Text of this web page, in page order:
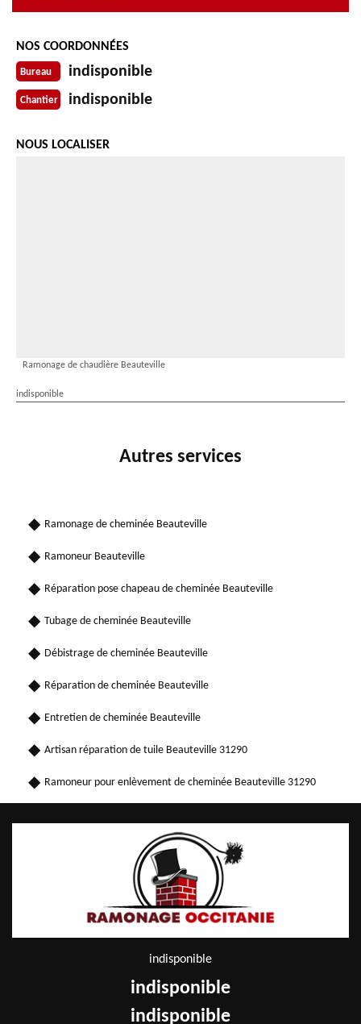
NOS COORDONNÉES
Bureau indisponible
Chantier indisponible
NOUS LOCALISER
Ramonage de chaudière Beauteville
indisponible
Autres services
Ramonage de cheminée Beauteville
Ramoneur Beauteville
Réparation pose chapeau de cheminée Beauteville
Tubage de cheminée Beauteville
Débistrage de cheminée Beauteville
Réparation de cheminée Beauteville
Entretien de cheminée Beauteville
Artisan réparation de tuile Beauteville 31290
Ramoneur pour enlèvement de cheminée Beauteville 31290
indisponible
indisponible
indisponible